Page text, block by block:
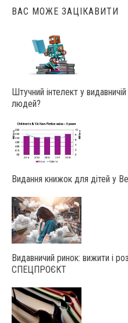
ВАС МОЖЕ ЗАЦІКАВИТИ
Штучний інтелект у
людей?
Видання книжок для дітей у
Видавничий ринок: вижити і
СПЕЦПРОЄКТ